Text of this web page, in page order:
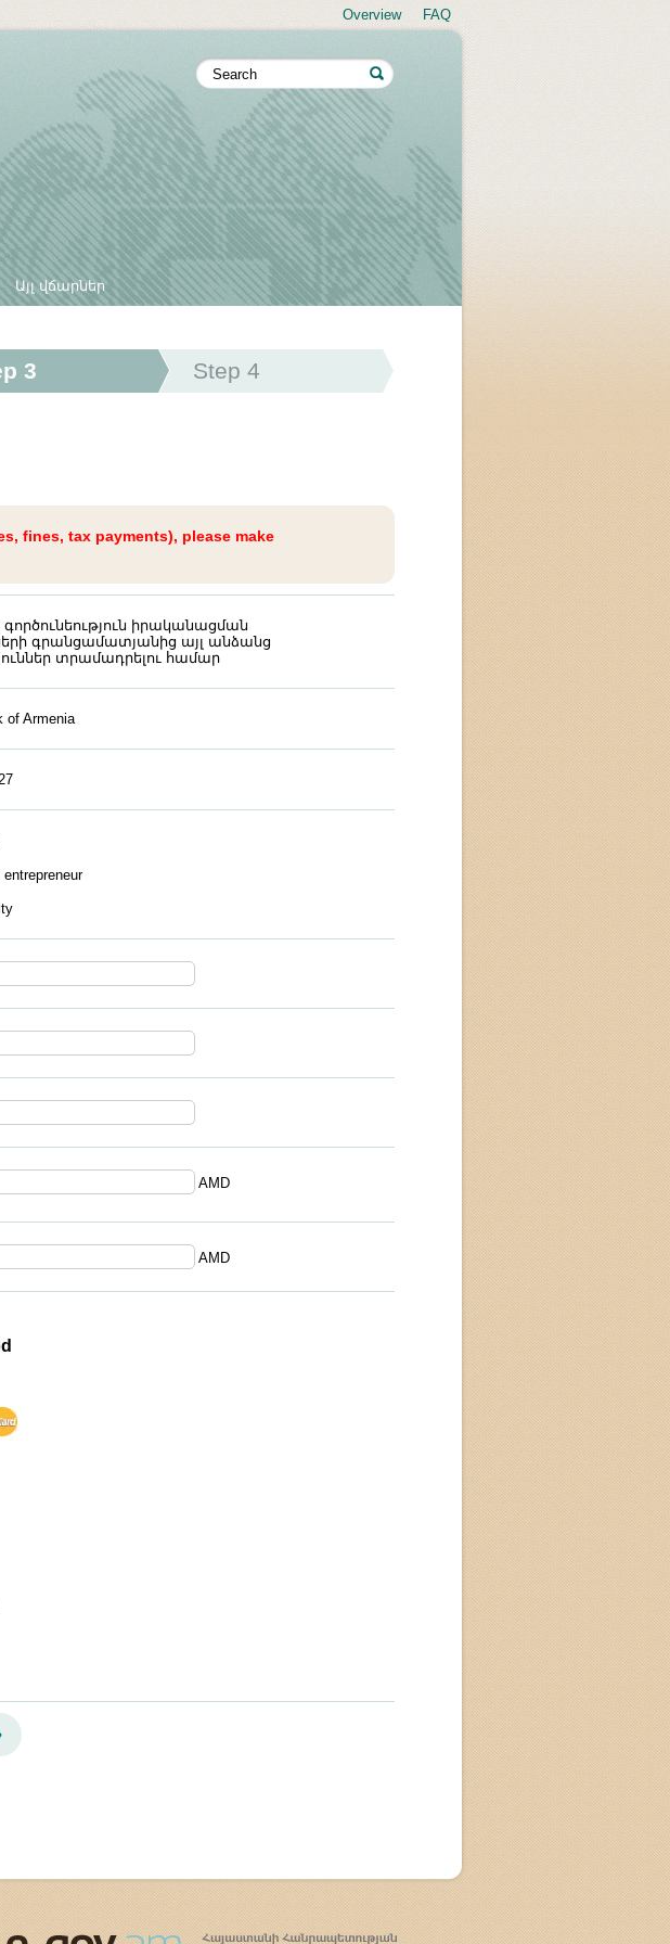
Overview FAQ
Այլ վճարներ
3 Step 4
fines, tax payments), please make
իրականացման
գրանցամատյանից այլ անձանց
տրամադրելու համար
of Armenia
entrepreneur
AMD
AMD